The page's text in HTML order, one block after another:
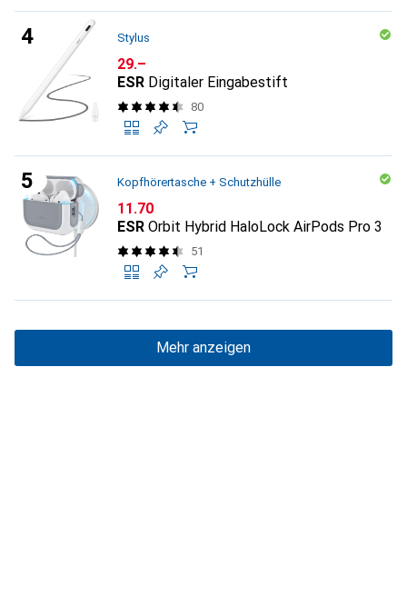
Stylus
CHF
29.–
ESR Digitaler Eingabestift
80
Kopfhörertasche + Schutzhülle
CHF
11.70
ESR Orbit Hybrid HaloLock AirPods Pro 3
51
Mehr anzeigen